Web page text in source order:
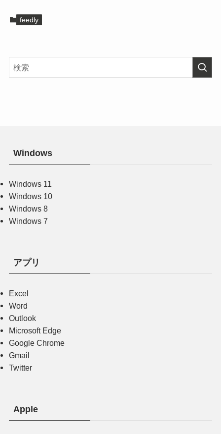
feedly
Windows
Windows 11
Windows 10
Windows 8
Windows 7
アプリ
Excel
Word
Outlook
Microsoft Edge
Google Chrome
Gmail
Twitter
Apple